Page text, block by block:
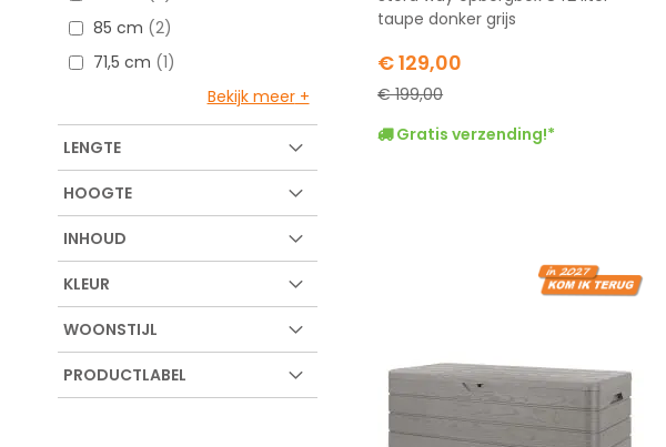
taupe donker grijs
Special
Price
€ 129,00
€ 199,00
Gratis verzending!*
85 cm 2
71,5 cm 1
Bekijk meer
LENGTE
HOOGTE
INHOUD
KLEUR
WOONSTIJL
PRODUCTLABEL